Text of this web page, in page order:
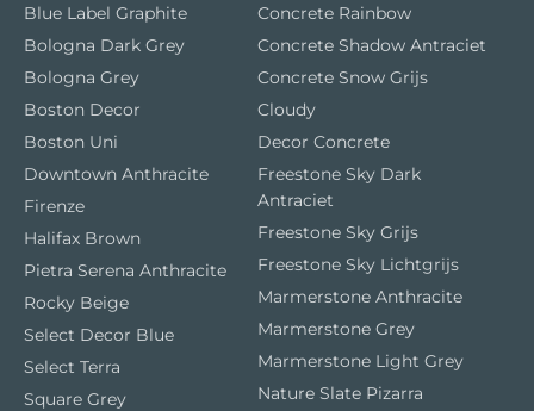
Blue Label Graphite
Bologna Dark Grey
Bologna Grey
Boston Decor
Boston Uni
Downtown Anthracite
Firenze
Halifax Brown
Pietra Serena Anthracite
Rocky Beige
Select Decor Blue
Select Terra
Square Grey
Concrete Rainbow
Concrete Shadow Antraciet
Concrete Snow Grijs
Cloudy
Decor Concrete
Freestone Sky Dark
Antraciet
Freestone Sky Grijs
Freestone Sky Lichtgrijs
Marmerstone Anthracite
Marmerstone Grey
Marmerstone Light Grey
Nature Slate Pizarra